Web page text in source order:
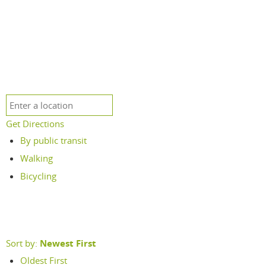
Get Directions
By public transit
Walking
Bicycling
Sort by: Newest First
Oldest First